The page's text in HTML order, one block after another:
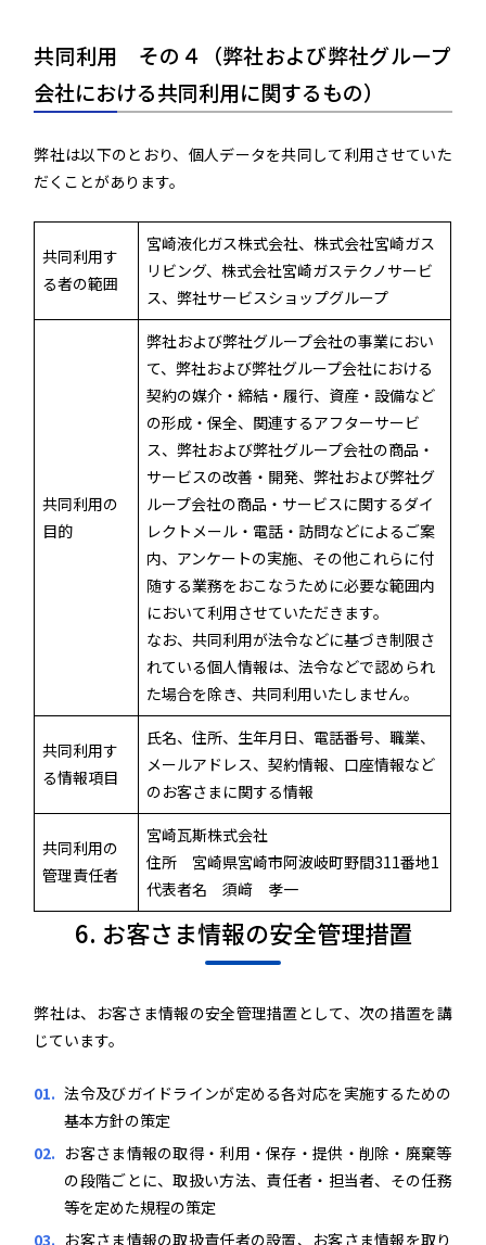
共同利用 その４（弊社および弊社グループ
会社における共同利用に関するもの）
弊社は以下のとおり、個人データを共同して利用させていた
だくことがあります。
共同利用す
る者の範囲
宮崎液化ガス株式会社、株式会社宮崎ガス
リビング、株式会社宮崎ガステクノサービ
ス、弊社サービスショップグループ
共同利用の
目的
弊社および弊社グループ会社の事業におい
て、弊社および弊社グループ会社における
契約の媒介・締結・履行、資産・設備など
の形成・保全、関連するアフターサービ
ス、弊社および弊社グループ会社の商品・
サービスの改善・開発、弊社および弊社グ
ループ会社の商品・サービスに関するダイ
レクトメール・電話・訪問などによるご案
内、アンケートの実施、その他これらに付
随する業務をおこなうために必要な範囲内
において利用させていただきます。
なお、共同利用が法令などに基づき制限さ
れている個人情報は、法令などで認められ
た場合を除き、共同利用いたしません。
共同利用す
る情報項目
氏名、住所、生年月日、電話番号、職業、
メールアドレス、契約情報、口座情報など
のお客さまに関する情報
共同利用の
管理責任者
宮崎瓦斯株式会社
住所 宮崎県宮崎市阿波岐町野間311番地1
代表者名 須﨑 孝一
6. お客さま情報の安全管理措置
弊社は、お客さま情報の安全管理措置として、次の措置を講
じています。
法令及びガイドラインが定める各対応を実施するための
基本方針の策定
お客さま情報の取得・利用・保存・提供・削除・廃棄等
の段階ごとに、取扱い方法、責任者・担当者、その任務
等を定めた規程の策定
お客さま情報の取扱責任者の設置、お客さま情報を取り